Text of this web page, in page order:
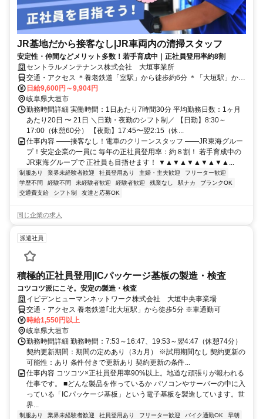
JR基地だから接客なし|JR車両内の清掃スタッフ
安定性・仲間などメリット多数！若手育成中｜正社員登用率約8割
セントラルメンテナンス株式会社 大垣事業所
交通・アクセス ＊養老鉄道「室駅」から徒歩約6分 ＊「大垣駅」から
１駅！ ＊東大垣駅・西大垣駅・美濃青柳駅・北大垣駅などからも通
いやすい！
日給9,600円～9,904円
岐阜県大垣市
勤務時間詳細 実働時間：1日あたり7時間30分 平均勤務日数：1ヶ月
あたり20日 〜 21日 ＼日勤・夜勤のシフト制／ 【日勤】8:30～
17:00（休憩60分） 【夜勤】17:45〜翌2:15（休...
仕事内容 ――接客なし！電車のクリーンスタッフ ――JR東海グルー
プ！安定企業の一員に 毎年の正社員登用率：約８割！ 若手育成中の
JR東海グループで 正社員も目指せます！ ▼▲▼▲▼▲▼▲▼▲...
制服あり 業界未経験者歓迎 社員登用あり 主婦・主夫歓迎
フリーター歓迎
学歴不問
経験不問 未経験者歓迎 経験者歓迎 残業なし 駅ナカ
ブランクOK
交通費支給
シフト制 友達と応募OK
同じ企業の求人
派遣社員
積極的正社員登用|ICパッケージ基板の製造・検査
コツコツ派にこそ。安定の製造・検査
イビデンヒューマンネットワーク株式会社 大垣中央事業場
交通・アクセス 養老鉄道｢北大垣駅」から徒歩5分 ※車通勤可
時給1,550円以上
岐阜県大垣市
勤務時間詳細 勤務時間：7:53～16:47、19:53～翌4:47（休憩74分）
契約更新期間：期間の定めあり（3カ月） ※試用期間なし 契約更新の
可能性：あり 条件付きで更新あり 契約更新の条件...
仕事内容 コツコツ×正社員登用率90%以上。地道な頑張りが報われる
仕事です。 ■どんな製品を作っているか パソコンやサーバーの中に入
っている「ICパッケージ基板」という電子基板を製造しています。世
界...
制服あり 業界未経験者歓迎 社員登用あり フリーター歓迎 バイク通勤OK
早朝